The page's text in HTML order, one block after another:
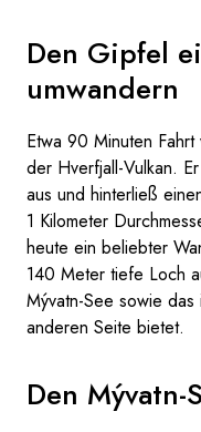
Den Gipfel
umwandern
Etwa 90 Minuten
der Hverfjall-Vulkan.
aus und hinterließ
1 Kilometer
heute ein beliebter
140 Meter tiefe Loch
Mývatn-See sowie
anderen Seite bietet.
Den Mývatn-